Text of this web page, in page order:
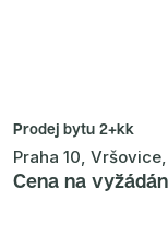
Prodej bytu 2+kk
Praha 10,
Cena na